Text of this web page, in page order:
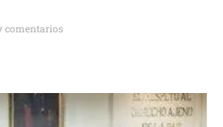
comentarios